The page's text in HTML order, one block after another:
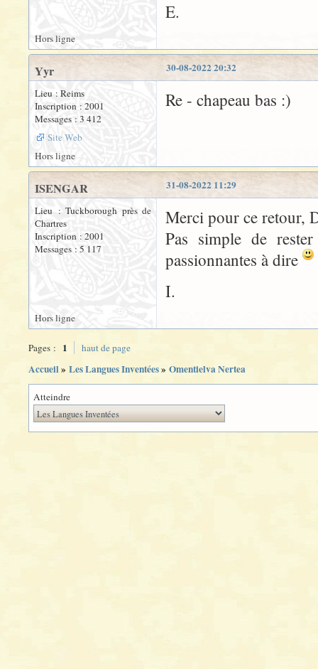
E.
Hors ligne
30-08-2022 20:32
Yyr
Lieu : Reims
Inscription : 2001
Messages : 3 412
Site Web
Re - chapeau bas :)
Hors ligne
31-08-2022 11:29
ISENGAR
Lieu : Tuckborough près de
Chartres
Inscription : 2001
Messages : 5 117
Merci pour ce retour,
Pas simple de
passionnantes à dire
I.
Hors ligne
Pages : 1 haut de page
Accueil» Les Langues Inventées» Omentielva Nertea
Atteindre